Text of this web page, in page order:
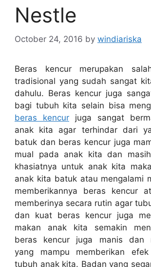
Nestle
October 24, 2016 by windiariska
Beras kencur merupakan
tradisional yang sudah sangat
dahulu. Beras kencur juga
bagi tubuh kita selain bisa
beras kencur
juga sangat
anak kita agar terhindar dari
batuk dan beras kencur juga
mual pada anak kita dan
khasiatnya untuk anak kita
anak kita batuk atau mengalami
memberikannya beras kencur
memberinya secara rutin agar
dan kuat beras kencur juga
makan anak kita semakin
beras kencur juga manis dan
yang mampu memberikan
tubuh anak kita. Badan yang